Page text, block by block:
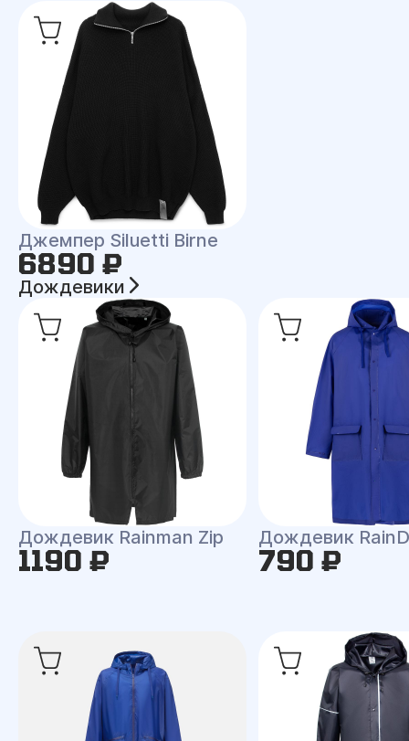
Джемпер Siluetti Birne
6890 ₽
Дождевики
Дождевик Rainman Zip
1190 ₽
Дождевик
790 ₽